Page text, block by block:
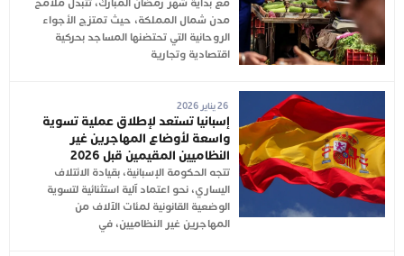
مدن شمال المملكة، حيث تمتزج الأجواء
الروحانية التي تحتضنها المساجد بحركية
اقتصادية وتجارية
26 يناير 2026
إسبانيا تستعد لإطلاق عملية تسوية
واسعة لأوضاع المهاجرين غير
النظاميين المقيمين قبل 2026
تتجه الحكومة الإسبانية، بقيادة الائتلاف
اليساري، نحو اعتماد آلية استثنائية لتسوية
الوضعية القانونية لمئات الآلاف من
المهاجرين غير النظاميين، في